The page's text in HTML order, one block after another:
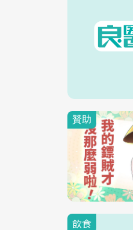
飲食